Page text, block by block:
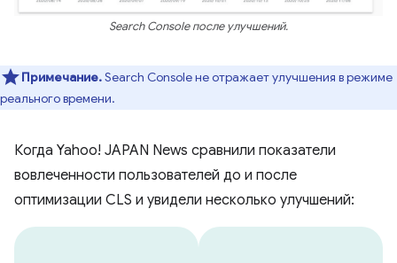
Search Console после улучшений.
Примечание.Search Console не отражает улучшения в режиме
реального времени.
Когда Yahoo! JAPAN News сравнили показатели
вовлеченности пользователей до и после
оптимизации CLS и увидели несколько улучшений: